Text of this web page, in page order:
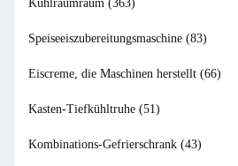
Kühlraumraum (363)
Speiseeiszubereitungsmaschine (83)
Eiscreme, die Maschinen herstellt (66)
Kasten-Tiefkühltruhe (51)
Kombinations-Gefrierschrank (43)